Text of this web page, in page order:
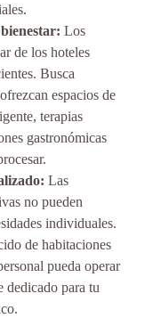
Los
de los hoteles
Busca
espacios de
terapias
gastronómicas
Las
no pueden
individuales.
de habitaciones
pueda operar
dedicado para tu